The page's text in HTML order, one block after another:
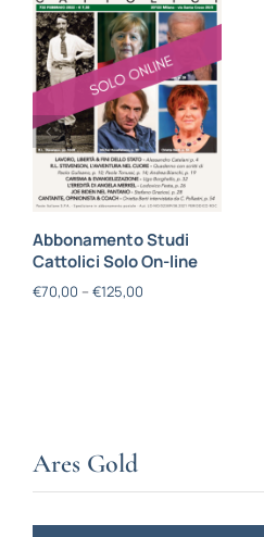
Abbonamento Studi
Cattolici Solo On-line
€70,00 – €125,00
Ares Gold